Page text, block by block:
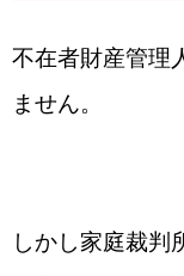
不在者財産管理
ません。
しかし家庭裁判